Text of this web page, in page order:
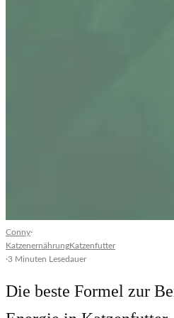
Conny·
KatzenernährungKatzenfutter
·3 Minuten Lesedauer
Die beste Formel zur